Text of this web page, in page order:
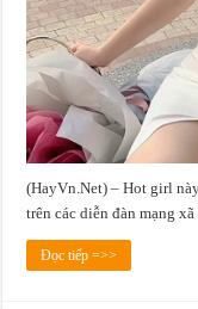
(HayVn.Net) – Hot girl
trên các diễn đàn mạng
Đọc tiếp =>>